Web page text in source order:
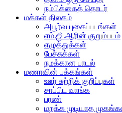
நம்பிக்கைத் தொடர்
மக்கள் திலகம்
அபூர்வ புகைப்படங்கள்
எம்.ஜி.ஆரின் குறும்படம்
எழுத்துக்கள்
பேச்சுக்கள்
நமக்கான பாடல்
மணாவின் பக்கங்கள்
ஊர் சுற்றிக் குறிப்புகள்
சாப்பிட வாங்க
பரண்
மறக்க முடியாத